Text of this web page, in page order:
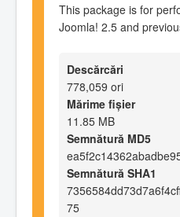
This package is for
Joomla! 2.5 and
Descărcări
778,059 ori
Mărime fișier
11.85 MB
Semnătură MD5
Semnătură SHA1
75